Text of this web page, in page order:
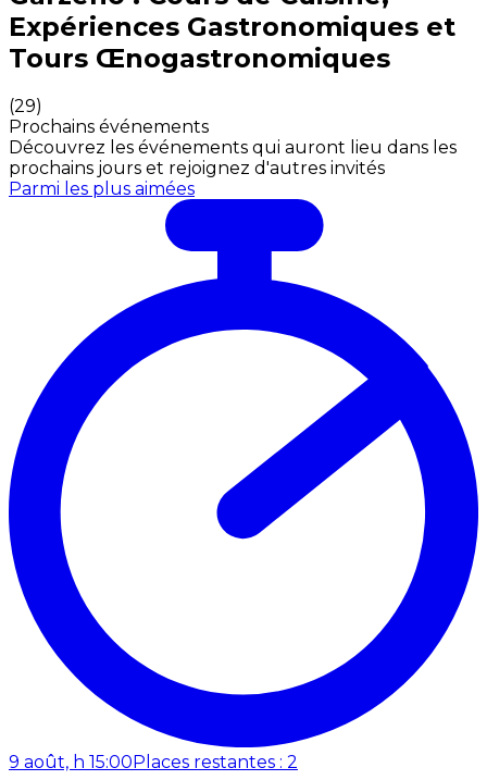
Expériences Gastronomiques et
Tours Œnogastronomiques
(29)
Prochains événements
Découvrez les événements qui auront lieu dans les
prochains jours et rejoignez d'autres invités
Parmi les plus aimées
9 août, h 15:00 Places restantes : 2